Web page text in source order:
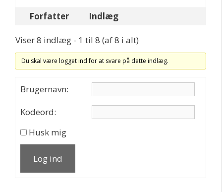
Forfatter Indlæg
Viser 8 indlæg - 1 til 8 (af 8 i alt)
Du skal være logget ind for at svare på dette indlæg.
Brugernavn:
Kodeord:
Husk mig
Log ind